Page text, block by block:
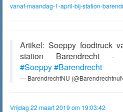
vanaf-maandag-1-april-bij-station-
Artikel: Soeppy foodtruck
station Barendrecht -
#Soeppy#Barendrecht
— BarendrechtNU
Vrijdag 22 maart 2019 om 19:03:42